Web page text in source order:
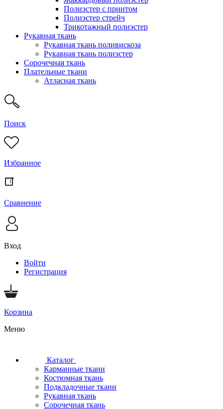
Полиэстер с принтом
Полиэстер стрейч
Трикотажный полиэстер
Рукавная ткань
Рукавная ткань поливискоза
Рукавная ткань полиэстер
Сорочечная ткань
Плательные ткани
Атласная ткань
Поиск
Избранное
Сравнение
Вход
Войти
Регистрация
Корзина
Меню
Каталог
Карманные ткани
Костюмная ткань
Подкладочные ткани
Рукавная ткань
Сорочечная ткань